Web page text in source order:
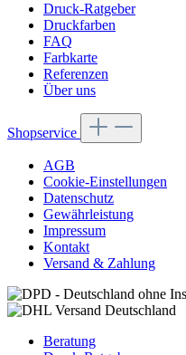
Druck-Ratgeber
Druckfarben
FAQ
Farbkarte
Referenzen
Über uns
Shopservice
AGB
Cookie-Einstellungen
Datenschutz
Gewährleistung
Impressum
Kontakt
Versand & Zahlung
Beratung